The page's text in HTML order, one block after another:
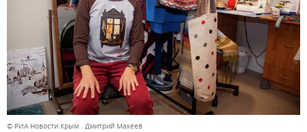
© РИА Новости Крым . Дмитрий Макеев